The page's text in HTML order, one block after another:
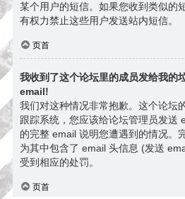
某个用户的短信。如果您收到类似的
有权力禁止这些用户发送站内短信。
页首
我收到了这个论坛里的成员发给我的
email!
我们对这种情况非常抱歉。这个论坛
跟踪系统，您应该给论坛管理员发送
的完整 email 说明您遭遇到的情况。
为其中包含了 email 头信息 (发送
受到相应的处罚。
页首